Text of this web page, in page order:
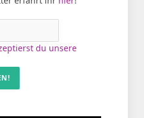
du unsere